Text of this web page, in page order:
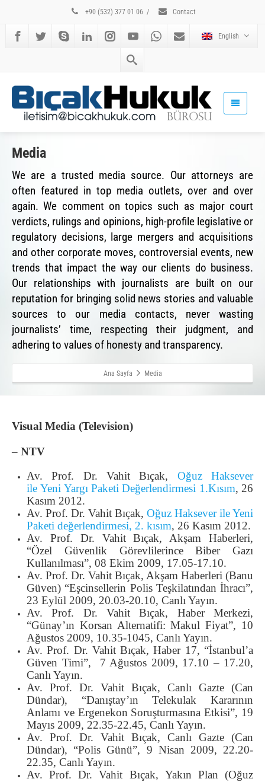
+90 (532) 377 01 06 / Contact
English
Media
We are a trusted media source. Our attorneys are
often featured in top media outlets, over and over
again. We comment on topics such as major court
verdicts, rulings and opinions, high-profile legislative or
regulatory decisions, large mergers and acquisitions
and other corporate moves, controversial events, new
trends that impact the way our clients do business.
Our relationships with journalists are built on our
reputation for bringing solid news stories and valuable
sources to our media contacts, never wasting
journalists’ time, respecting their judgment, and
adhering to values of honesty and transparency.
Ana Sayfa Media
Visual Media (Television)
– NTV
Av. Prof. Dr. Vahit Bıçak, Oğuz Haksever
ile Yeni Yargı Paketi Değerlendirmesi 1.Kısım, 26
Kasım 2012.
Av. Prof. Dr. Vahit Bıçak, Oğuz Haksever ile Yeni
Paketi değerlendirmesi, 2. kısım, 26 Kasım 2012.
Av. Prof. Dr. Vahit Bıçak, Akşam Haberleri,
“Özel Güvenlik Görevlilerince Biber Gazı
Kullanılması”, 08 Ekim 2009, 17.05-17.10.
Av. Prof. Dr. Vahit Bıçak, Akşam Haberleri (Banu
Güven) “Eşcinsellerin Polis Teşkilatından İhracı”,
23 Eylül 2009, 20.03-20.10, Canlı Yayın.
Av. Prof. Dr. Vahit Bıçak, Haber Merkezi,
“Günay’ın Korsan Alternatifi: Makul Fiyat”, 10
Ağustos 2009, 10.35-1045, Canlı Yayın.
Av. Prof. Dr. Vahit Bıçak, Haber 17, “İstanbul’a
Güven Timi”, 7 Ağustos 2009, 17.10 – 17.20,
Canlı Yayın.
Av. Prof. Dr. Vahit Bıçak, Canlı Gazte (Can
Dündar), “Danıştay’ın Telekulak Kararının
Anlamı ve Ergenekon Soruşturmasına Etkisi”, 19
Mayıs 2009, 22.35-22.45, Canlı Yayın.
Av. Prof. Dr. Vahit Bıçak, Canlı Gazte (Can
Dündar), “Polis Günü”, 9 Nisan 2009, 22.20-
22.35, Canlı Yayın.
Av. Prof. Dr. Vahit Bıçak, Yakın Plan (Oğuz